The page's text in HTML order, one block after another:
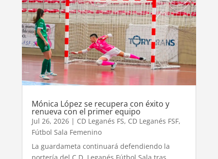
Mónica López se recupera con éxito y
renueva con el primer equipo
Jul 26, 2026| CD Leganés FS, CD Leganés FSF,
Fútbol Sala Femenino
La guardameta continuará defendiendo la